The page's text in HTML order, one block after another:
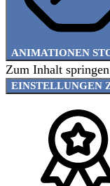
ANIMATIONEN
Zum Inhalt springen
EINSTELLUNGEN